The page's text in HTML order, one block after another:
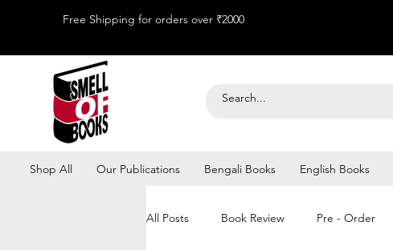
Free Shipping for orders over ₹2000
Shop All Our Publications Bengali Books English Books
All Posts Book Review Pre - Order